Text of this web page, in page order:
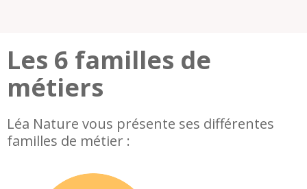
Les 6 familles de
métiers
Léa Nature vous présente ses différentes
familles de métier :